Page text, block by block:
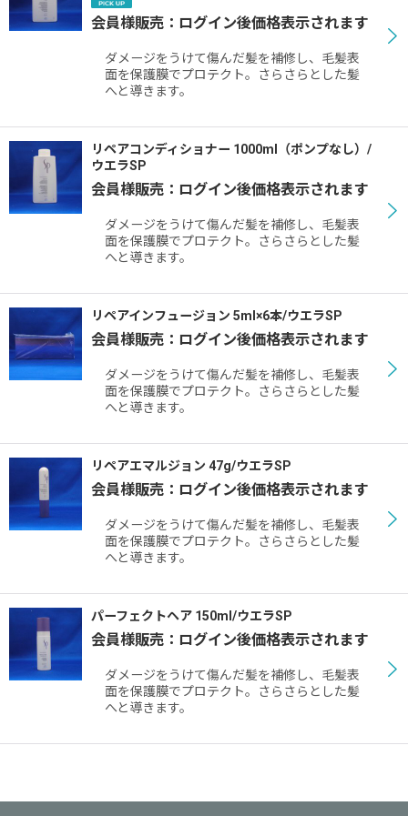
会員様販売：ログイン後価格表示されます
ダメージをうけて傷んだ髪を補修し、毛髪表
面を保護膜でプロテクト。さらさらとした髪
へと導きます。
リペアコンディショナー 1000ml（ポンプなし）/
ウエラSP
会員様販売：ログイン後価格表示されます
ダメージをうけて傷んだ髪を補修し、毛髪表
面を保護膜でプロテクト。さらさらとした髪
へと導きます。
リペアインフュージョン 5ml×6本/ウエラSP
会員様販売：ログイン後価格表示されます
ダメージをうけて傷んだ髪を補修し、毛髪表
面を保護膜でプロテクト。さらさらとした髪
へと導きます。
リペアエマルジョン 47g/ウエラSP
会員様販売：ログイン後価格表示されます
ダメージをうけて傷んだ髪を補修し、毛髪表
面を保護膜でプロテクト。さらさらとした髪
へと導きます。
パーフェクトヘア 150ml/ウエラSP
会員様販売：ログイン後価格表示されます
ダメージをうけて傷んだ髪を補修し、毛髪表
面を保護膜でプロテクト。さらさらとした髪
へと導きます。